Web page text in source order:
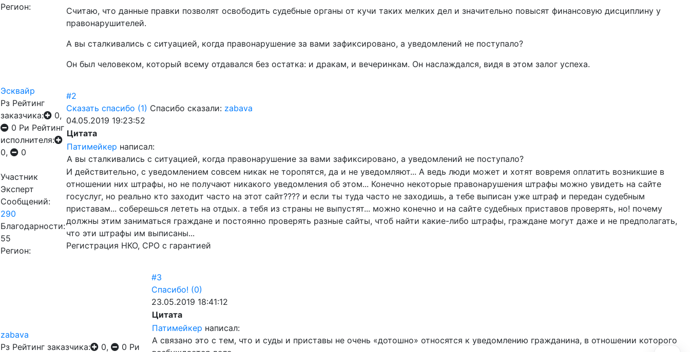
Регион:
Считаю, что данные правки позволят освободить судебные органы от кучи таких мелких дел и значительно повысят финансовую дисциплину у
правонарушителей.
А вы сталкивались с ситуацией, когда правонарушение за вами зафиксировано, а уведомлений не поступало?
Он был человеком, который всему отдавался без остатка: и дракам, и вечеринкам. Он наслаждался, видя в этом залог успеха.
Эсквайр
Рз Рейтинг
заказчика:
0,
0 Ри Рейтинг
исполнителя:
0,
0
Участник
Эксперт
Сообщений:
290
Благодарности:
55
Регион:
#2
Сказать спасибо (1) Спасибо сказали: zabava
04.05.2019 19:23:52
Цитата
Патимейкер написал:
А вы сталкивались с ситуацией, когда правонарушение за вами зафиксировано, а уведомлений не поступало?
И действительно, с уведомлением совсем никак не торопятся, да и не уведомляют... А ведь люди может и хотят вовремя оплатить возникшие в
отношении них штрафы, но не получают никакого уведомления об этом... Конечно некоторые правонарушения штрафы можно увидеть на сайте
госуслуг, но реально кто заходит часто на этот сайт???? и если ты туда часто не заходишь, а тебе выписан уже штраф и передан судебным
приставам... соберешься лететь на отдых. а тебя из страны не выпустят... можно конечно и на сайте судебных приставов проверять, но! почему
должны этим заниматься граждане и постоянно проверять разные сайты, чтоб найти какие-либо штрафы, граждане могут даже и не предполагать,
что эти штрафы им выписаны...
Регистрация НКО, СРО с гарантией
zabava
Рз Рейтинг заказчика: 0, 0 Ри
#3
Спасибо! (0)
23.05.2019 18:41:12
Цитата
Патимейкер написал:
А связано это с тем, что и суды и приставы не очень «дотошно» относятся к уведомлению гражданина, в отношении которого